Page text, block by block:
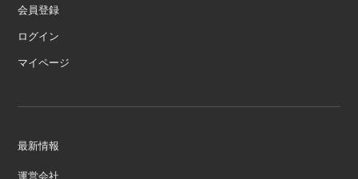
会員登録
ログイン
マイページ
最新情報
運営会社